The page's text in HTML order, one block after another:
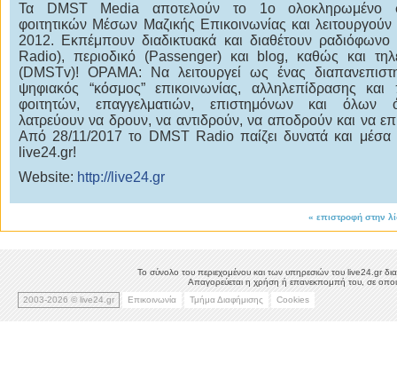
Τα DMST Media αποτελούν το 1o ολοκληρωμένο
φοιτητικών Μέσων Μαζικής Επικοινωνίας και
2012. Εκπέμπουν διαδικτυακά και διαθέτουν
Radio), περιοδικό (Passenger) και blog, καθώς και
(DMSTv)! ΟΡΑΜΑ: Να λειτουργεί ως ένας
ψηφιακός “κόσμος” επικοινωνίας, αλληλεπίδρασης και
φοιτητών, επαγγελματιών, επιστημόνων και όλων
λατρεύουν να δρουν, να αντιδρούν, να αποδρούν και να
Από 28/11/2017 το DMST Radio παίζει δυνατά και
live24.gr!
Website: http://live24.gr
« επιστροφή στην
Το σύνολο του περιεχομένου και των υπηρεσιών του live24.gr
Απαγορεύεται η χρήση ή επανεκπομπή του, σε
2003-2026 © live24.gr
Επικοινωνία Τμήμα Διαφήμισης Cookies